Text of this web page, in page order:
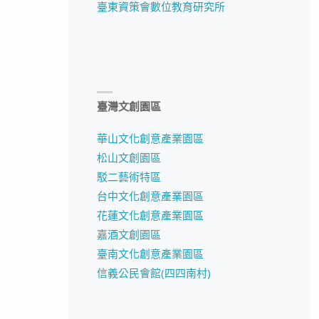
臺東資策會數位教育研究所
臺灣文創園區
華山文化創意產業園區
松山文創園區
駁二藝術特區
台中文化創意產業園區
花蓮文化創意產業園區
嘉酒文創園區
臺南文化創意產業園區
信義公民會館(四四南村)